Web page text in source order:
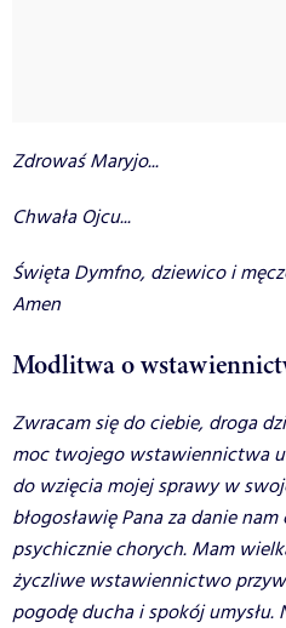
Zdrowaś Maryjo...
Chwała Ojcu...
Święta Dymfno, dziewico i
Amen
Modlitwa o
Zwracam się do ciebie, droga
moc twojego wstawiennictwa
do wzięcia mojej sprawy w
błogosławię Pana za danie
psychicznie chorych. Mam
życzliwe wstawiennictwo
pogodę ducha i spokój